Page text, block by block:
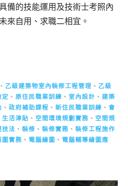
備的技能運用及技術士考照內
來自用、求職二相宜。
、 乙級建築物室內裝修工程管理 、 乙級
定 、 原住民職業訓練 、 室內設計 、 建築
、 政府補助課程 、 新住民職業訓練 、 會
生活津貼 、 空間環境規劃實務 、 空間規
技法 、 裝修 、 裝修實務 、 裝修工程施作
圖實務 、 電腦繪圖 、 電腦輔導繪圖應